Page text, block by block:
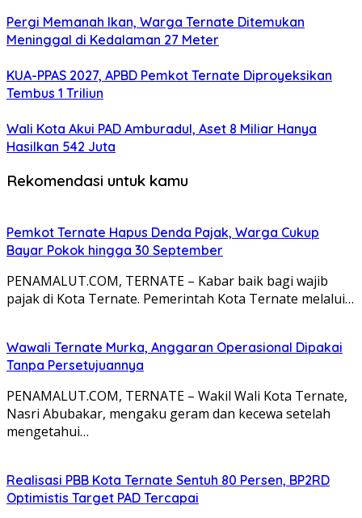
Pergi Memanah Ikan, Warga Ternate Ditemukan
Meninggal di Kedalaman 27 Meter
KUA-PPAS 2027, APBD Pemkot Ternate Diproyeksikan
Tembus 1 Triliun
Wali Kota Akui PAD Amburadul, Aset 8 Miliar Hanya
Hasilkan 542 Juta
Rekomendasi untuk kamu
Pemkot Ternate Hapus Denda Pajak, Warga Cukup
Bayar Pokok hingga 30 September
PENAMALUT.COM, TERNATE – Kabar baik bagi wajib
pajak di Kota Ternate. Pemerintah Kota Ternate melalui…
Wawali Ternate Murka, Anggaran Operasional Dipakai
Tanpa Persetujuannya
PENAMALUT.COM, TERNATE – Wakil Wali Kota Ternate,
Nasri Abubakar, mengaku geram dan kecewa setelah
mengetahui…
Realisasi PBB Kota Ternate Sentuh 80 Persen, BP2RD
Optimistis Target PAD Tercapai